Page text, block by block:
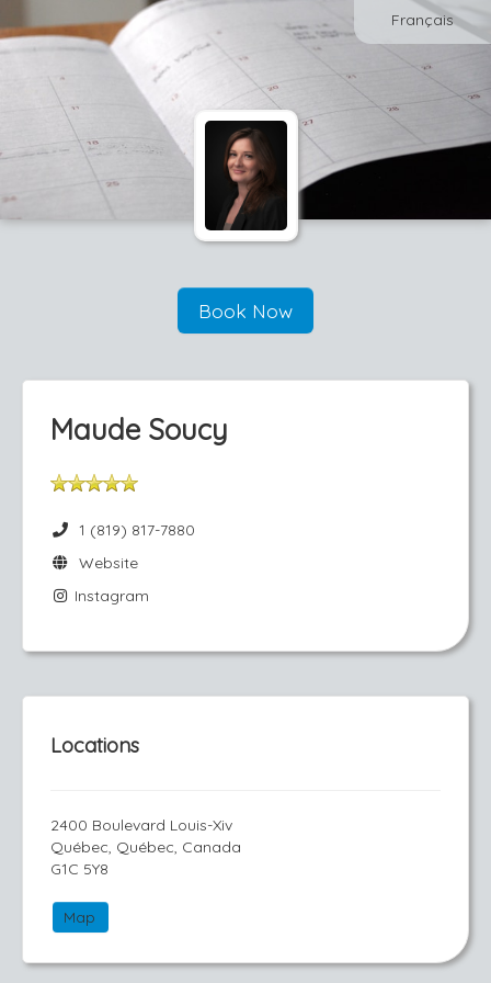
Français
Book Now
Maude Soucy
1 (819) 817-7880
Website
Instagram
Locations
2400 Boulevard Louis-Xiv
Québec, Québec, Canada
G1C 5Y8
Map